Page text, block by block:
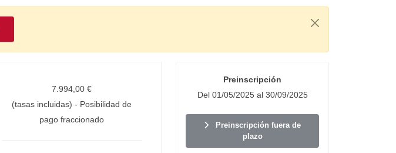
7.994,00 €
(tasas incluidas) - Posibilidad de
pago fraccionado
Preinscripción
Del 01/05/2025 al 30/09/2025
Preinscripción fuera de
plazo